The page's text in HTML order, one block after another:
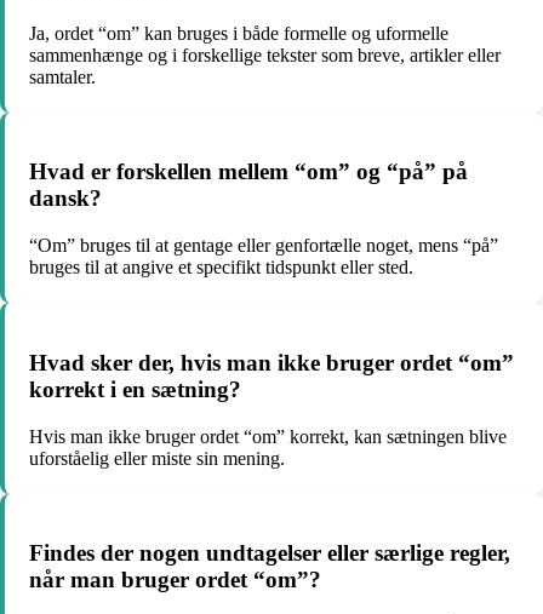
Ja, ordet “om” kan bruges i både formelle og uformelle
sammenhænge og i forskellige tekster som breve, artikler eller
samtaler.
Hvad er forskellen mellem “om” og “på” på
dansk?
“Om” bruges til at gentage eller genfortælle noget, mens “på”
bruges til at angive et specifikt tidspunkt eller sted.
Hvad sker der, hvis man ikke bruger ordet “om”
korrekt i en sætning?
Hvis man ikke bruger ordet “om” korrekt, kan sætningen blive
uforståelig eller miste sin mening.
Findes der nogen undtagelser eller særlige regler,
når man bruger ordet “om”?